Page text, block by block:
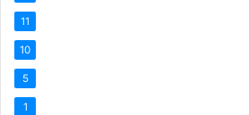
11
10
5
1